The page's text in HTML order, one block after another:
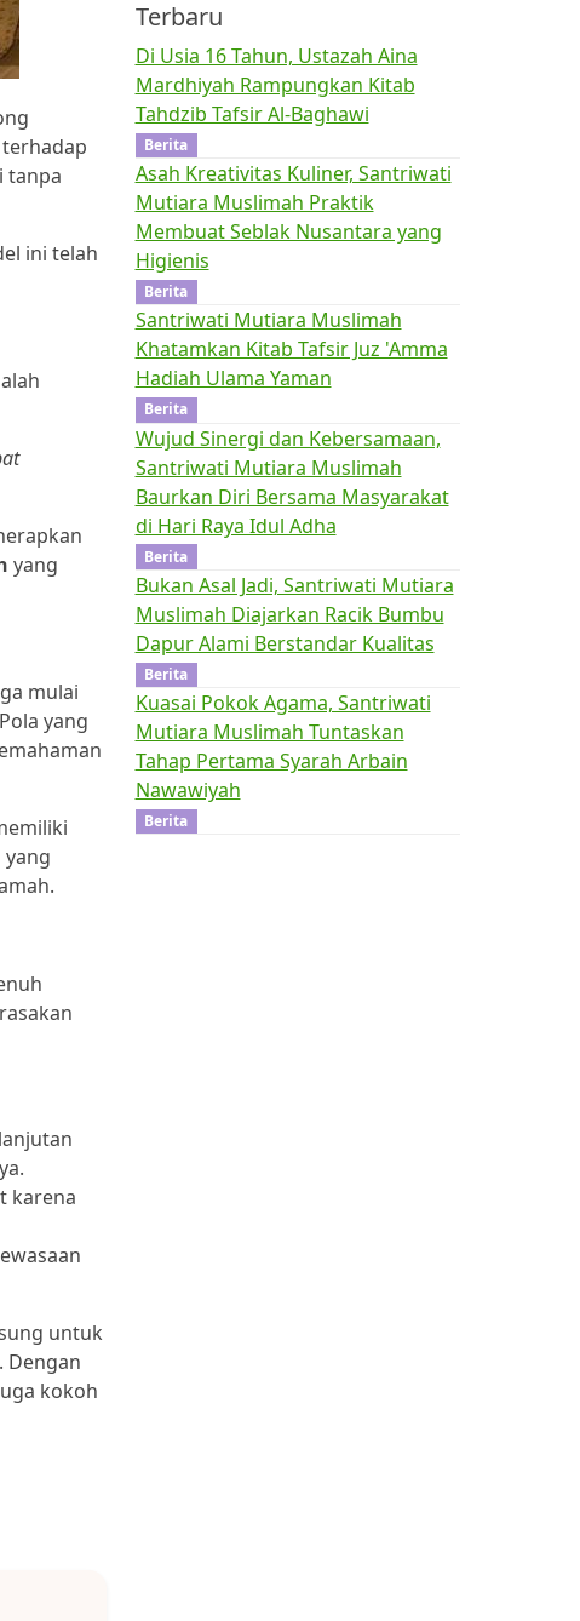
tanpa
ini telah
yang
mulai
yang
karena
untuk
Dengan
kokoh
Terbaru
Di Usia 16 Tahun, Ustazah Aina
Mardhiyah Rampungkan Kitab
Tahdzib Tafsir Al-Baghawi
Berita
Asah Kreativitas Kuliner, Santriwati
Mutiara Muslimah Praktik
Membuat Seblak Nusantara yang
Higienis
Berita
Santriwati Mutiara Muslimah
Khatamkan Kitab Tafsir Juz 'Amma
Hadiah Ulama Yaman
Berita
Wujud Sinergi dan Kebersamaan,
Santriwati Mutiara Muslimah
Baurkan Diri Bersama Masyarakat
di Hari Raya Idul Adha
Berita
Bukan Asal Jadi, Santriwati Mutiara
Muslimah Diajarkan Racik Bumbu
Dapur Alami Berstandar Kualitas
Berita
Kuasai Pokok Agama, Santriwati
Mutiara Muslimah Tuntaskan
Tahap Pertama Syarah Arbain
Nawawiyah
Berita